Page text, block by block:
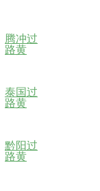
腾冲过
路黄
泰国过
路黄
黔阳过
路黄